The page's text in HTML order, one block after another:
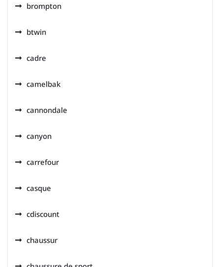
brompton
btwin
cadre
camelbak
cannondale
canyon
carrefour
casque
cdiscount
chaussur